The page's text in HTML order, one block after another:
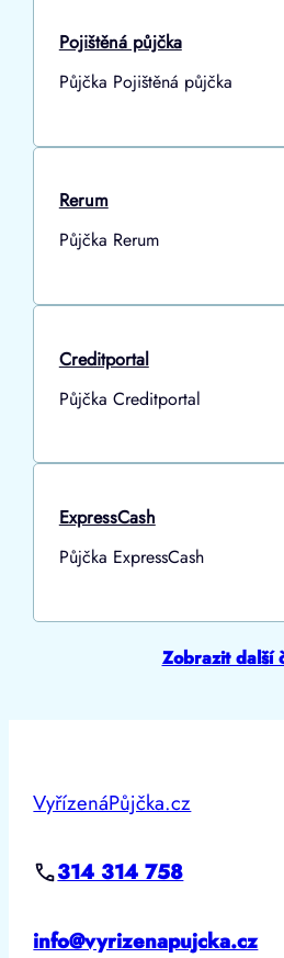
Pojištěná půjčka
Půjčka Pojištěná půjčka
Rerum
Půjčka Rerum
Creditportal
Půjčka Creditportal
ExpressCash
Půjčka ExpressCash
Zobrazit další
VyřízenáPůjčka.cz
314 314 758
info@vyrizenapujcka.cz